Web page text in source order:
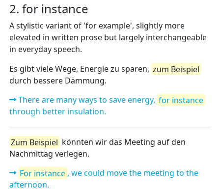
2. for instance
A stylistic variant of 'for example', slightly more
elevated in written prose but largely interchangeable
in everyday speech.
Es gibt viele Wege, Energie zu sparen, zum Beispiel
durch bessere Dämmung.
There are many ways to save energy, for instance
through better insulation.
Zum Beispiel könnten wir das Meeting auf den
Nachmittag verlegen.
For instance , we could move the meeting to the
afternoon.